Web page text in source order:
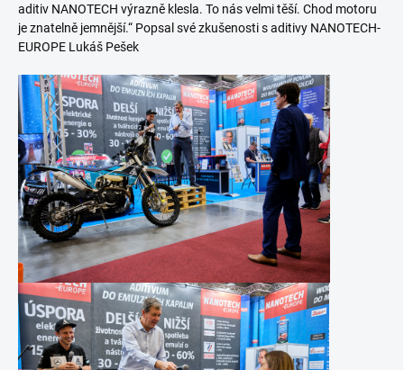
aditiv NANOTECH výrazně klesla. To nás velmi těší. Chod motoru
je znatelně jemnější.“ Popsal své zkušenosti s aditivy NANOTECH-
EUROPE Lukáš Pešek